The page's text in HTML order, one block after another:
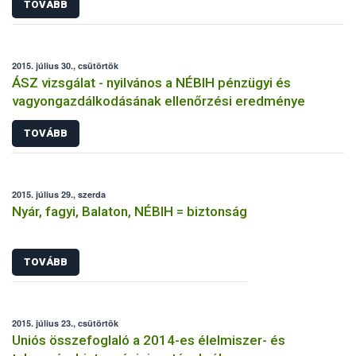
TOVÁBB
2015. július 30., csütörtök
ÁSZ vizsgálat - nyilvános a NÉBIH pénzügyi és
vagyongazdálkodásának ellenőrzési eredménye
TOVÁBB
2015. július 29., szerda
Nyár, fagyi, Balaton, NÉBIH = biztonság
TOVÁBB
2015. július 23., csütörtök
Uniós összefoglaló a 2014-es élelmiszer- és